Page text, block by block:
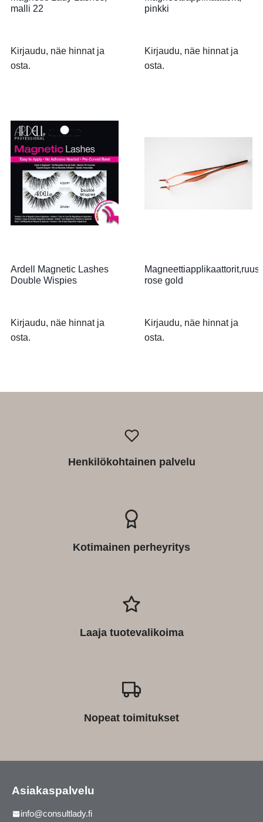
malli 22
Kirjaudu, näe hinnat ja
osta.
pinkki
Kirjaudu, näe hinnat ja
osta.
Ardell Magnetic Lashes
Double Wispies
Kirjaudu, näe hinnat ja
osta.
rose gold
Kirjaudu, näe hinnat ja
osta.
Henkilökohtainen palvelu
Kotimainen perheyritys
Laaja tuotevalikoima
Nopeat toimitukset
Asiakaspalvelu
info@consultlady.fi